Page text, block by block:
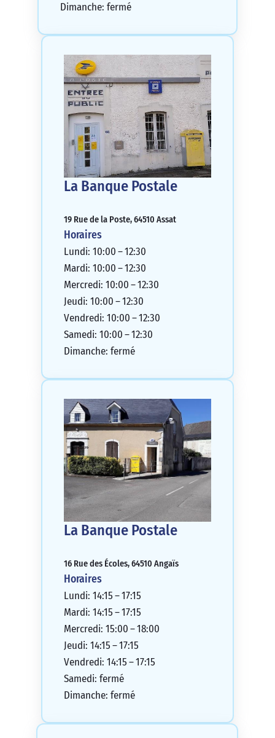
Dimanche: fermé
La Banque Postale
19 Rue de la Poste, 64510 Assat
Horaires
Lundi: 10:00 – 12:30
Mardi: 10:00 – 12:30
Mercredi: 10:00 – 12:30
Jeudi: 10:00 – 12:30
Vendredi: 10:00 – 12:30
Samedi: 10:00 – 12:30
Dimanche: fermé
La Banque Postale
16 Rue des Écoles, 64510 Angaïs
Horaires
Lundi: 14:15 – 17:15
Mardi: 14:15 – 17:15
Mercredi: 15:00 – 18:00
Jeudi: 14:15 – 17:15
Vendredi: 14:15 – 17:15
Samedi: fermé
Dimanche: fermé